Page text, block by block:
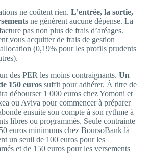
ne coûtent rien. L’entrée, la sortie,
ne génèrent aucune dépense. La
pas non plus de frais d’aréages.
vous acquitter de frais de gestion
(0,19% pour les profils prudents
des PER les moins contraignants. Un
150 euros suffit pour adhérer. À titre de
débourser 1 000 euros chez Yomoni et
ou Aviva pour commencer à préparer
ensuite son compte à son rythme à
libres ou programmés. Seule contrainte
euros minimums chez BoursoBank là
un seuil de 100 euros pour les
et de 150 euros pour les versements